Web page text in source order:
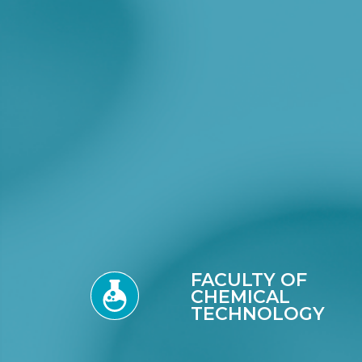
FACULTY OF
CHEMICAL
TECHNOLOGY